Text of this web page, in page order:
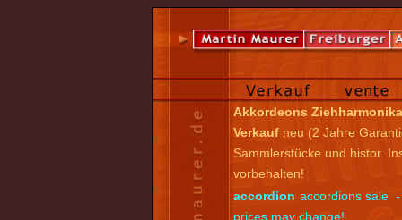
Akkordeons
Verkauf neu (2 Jahre
Sammlerstücke und histor.
vorbehalten!
accordion accordions sale -
prices may change!